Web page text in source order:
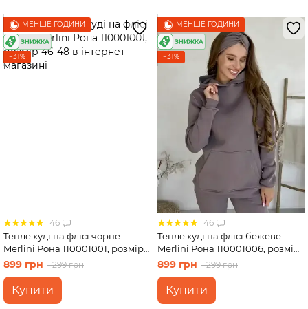
МЕНШЕ ГОДИНИ
−31%
46
Тепле худі на флісі чорне
Merlini Рона 110001001, розмір
46-48
899 грн 1 299 грн
Купити
МЕНШЕ ГОДИНИ
−31%
46
Тепле худі на флісі бежеве
Merlini Рона 110001006, розмір
46-48
899 грн 1 299 грн
Купити